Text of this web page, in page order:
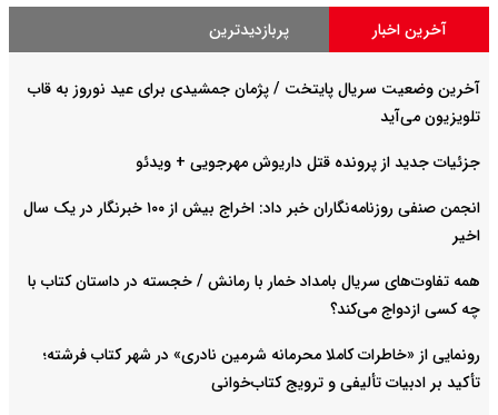
آخرین اخبار پربازدیدترین
آخرین وضعیت سریال پایتخت / پژمان جمشیدی برای عید نوروز به قاب
تلویزیون می‌آید
جزئیات جدید از پرونده قتل داریوش مهرجویی + ویدئو
انجمن صنفی روزنامه‌نگاران خبر داد: اخراج بیش از ۱۰۰ خبرنگار در یک سال
اخیر
همه تفاوت‌های سریال بامداد خمار با رمانش / خجسته در داستان کتاب با
چه کسی ازدواج می‌کند؟
رونمایی از «خاطرات کاملا محرمانه شرمین نادری» در شهر کتاب فرشته؛
تأکید بر ادبیات تألیفی و ترویج کتاب‌خوانی